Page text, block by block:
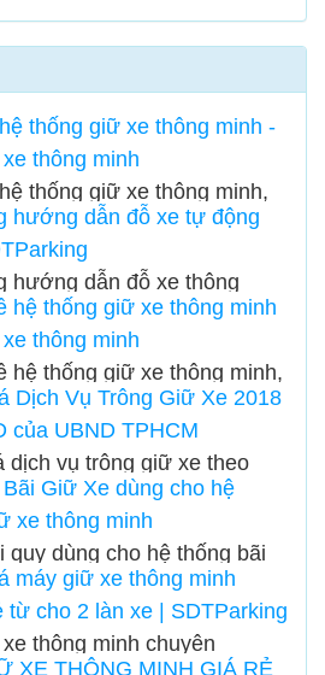
thống giữ xe thông minh -
thông minh
thống giữ xe thông minh,
giữ xe thông minh - Cung
hệ thống giữ xe thông
hướng dẫn đỗ xe tự động
hướng dẫn đỗ xe thông
hay còn gọi là hệ thống
tầng hầm được sử
các bãi đỗ xe ô tô có lượng
hoặc các bãi xe có diện tích
hệ thống giữ xe thông minh
thông minh
hệ thống giữ xe thông minh,
thông minh SDT Parking,
bộ hệ thống giữ xe sau 2
Dịch Vụ Trông Giữ Xe 2018
của UBND TPHCM
dịch vụ trông giữ xe theo
mới nhất của UBND
Quyết định
UBND Tp HCM
Giữ Xe dùng cho hệ
xe thông minh
quy dùng cho hệ thống bãi
minh, máy giữ xe bằng
dụng cho các bãi xe sử
quét thẻ từ hoặc kiểm soát
máy giữ xe thông minh
từ cho 2 làn xe | SDTParking
thông minh chuyên
XE THÔNG MINH GIÁ RẺ